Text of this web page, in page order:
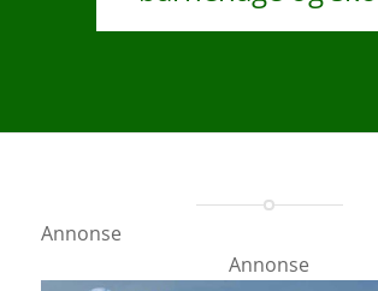
Annonse
Annonse